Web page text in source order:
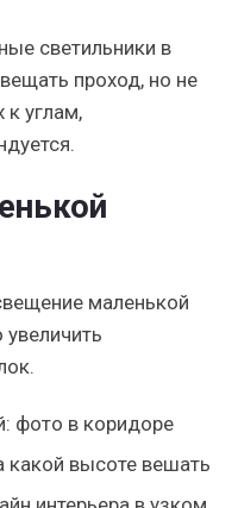
светильники в
проход, но не
к углам,
маленькой